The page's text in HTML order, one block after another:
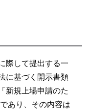
際して提出する一
に基づく開示書類
新規上場申請のた
あり、その内容は